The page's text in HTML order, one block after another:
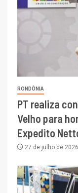
RONDÔNIA
PT realiza
Velho para
Expedito
27 de julho de 2026